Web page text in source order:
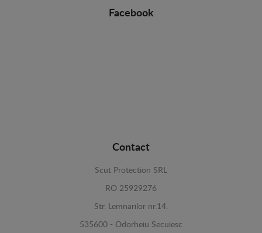
Facebook
Contact
Scut Protection SRL
RO 25929276
Str. Lemnarilor nr.14.
535600 - Odorheiu Secuiesc